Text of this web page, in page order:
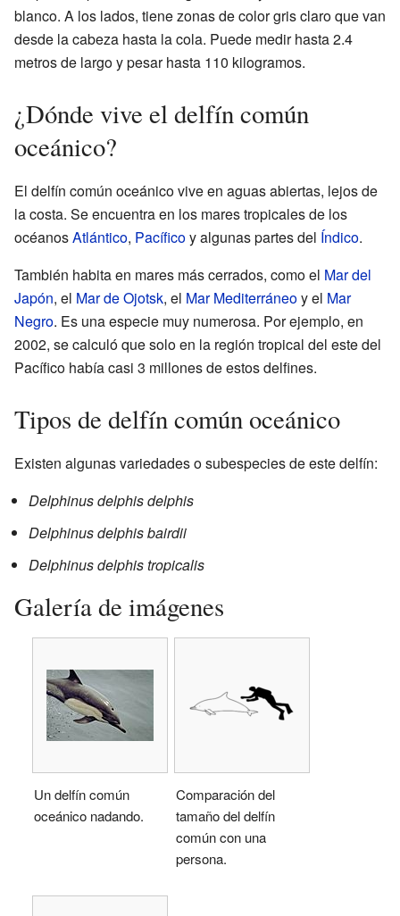
blanco. A los lados, tiene zonas de color gris claro que van
desde la cabeza hasta la cola. Puede medir hasta 2.4
metros de largo y pesar hasta 110 kilogramos.
¿Dónde vive el delfín común
oceánico?
El delfín común oceánico vive en aguas abiertas, lejos de
la costa. Se encuentra en los mares tropicales de los
océanosAtlántico, Pacíficoy algunas partes del Índico.
También habita en mares más cerrados, como el Mar del
Japón, el Mar de Ojotsk, el Mar Mediterráneoy el Mar
Negro. Es una especie muy numerosa. Por ejemplo, en
2002, se calculó que solo en la región tropical del este del
Pacífico había casi 3 millones de estos delfines.
Tipos de delfín común oceánico
Existen algunas variedades o subespecies de este delfín:
Delphinus delphis delphis
Delphinus delphis bairdii
Delphinus delphis tropicalis
Galería de imágenes
Un delfín común
oceánico nadando.
Comparación del
tamaño del delfín
común con una
persona.